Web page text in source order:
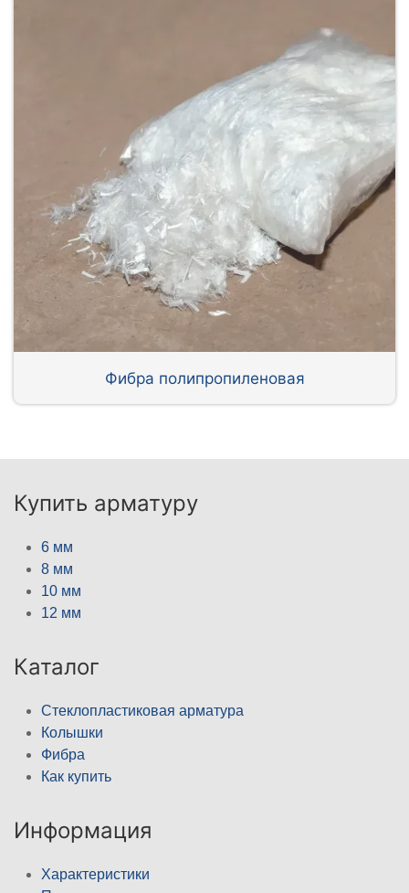
Фибра полипропиленовая
Купить арматуру
6 мм
8 мм
10 мм
12 мм
Каталог
Стеклопластиковая арматура
Колышки
Фибра
Как купить
Информация
Характеристики